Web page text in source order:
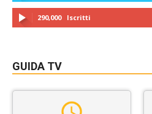
290,000 Iscritti
GUIDA TV